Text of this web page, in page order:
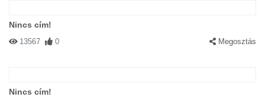
Nincs cím!
13567 0 Megosztás
Nincs cím!